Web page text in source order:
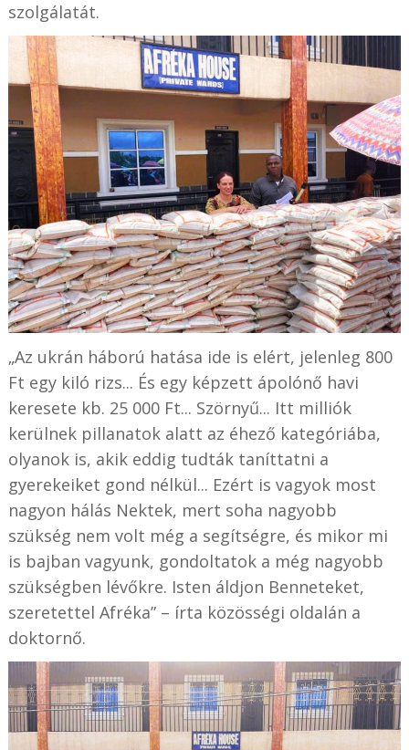
szolgálatát.
„Az ukrán háború hatása ide is elért, jelenleg 800
Ft egy kiló rizs... És egy képzett ápolónő havi
keresete kb. 25 000 Ft... Szörnyű... Itt milliók
kerülnek pillanatok alatt az éhező kategóriába,
olyanok is, akik eddig tudták taníttatni a
gyerekeiket gond nélkül... Ezért is vagyok most
nagyon hálás Nektek, mert soha nagyobb
szükség nem volt még a segítségre, és mikor mi
is bajban vagyunk, gondoltatok a még nagyobb
szükségben lévőkre. Isten áldjon Benneteket,
szeretettel Afréka” – írta közösségi oldalán a
doktornő.